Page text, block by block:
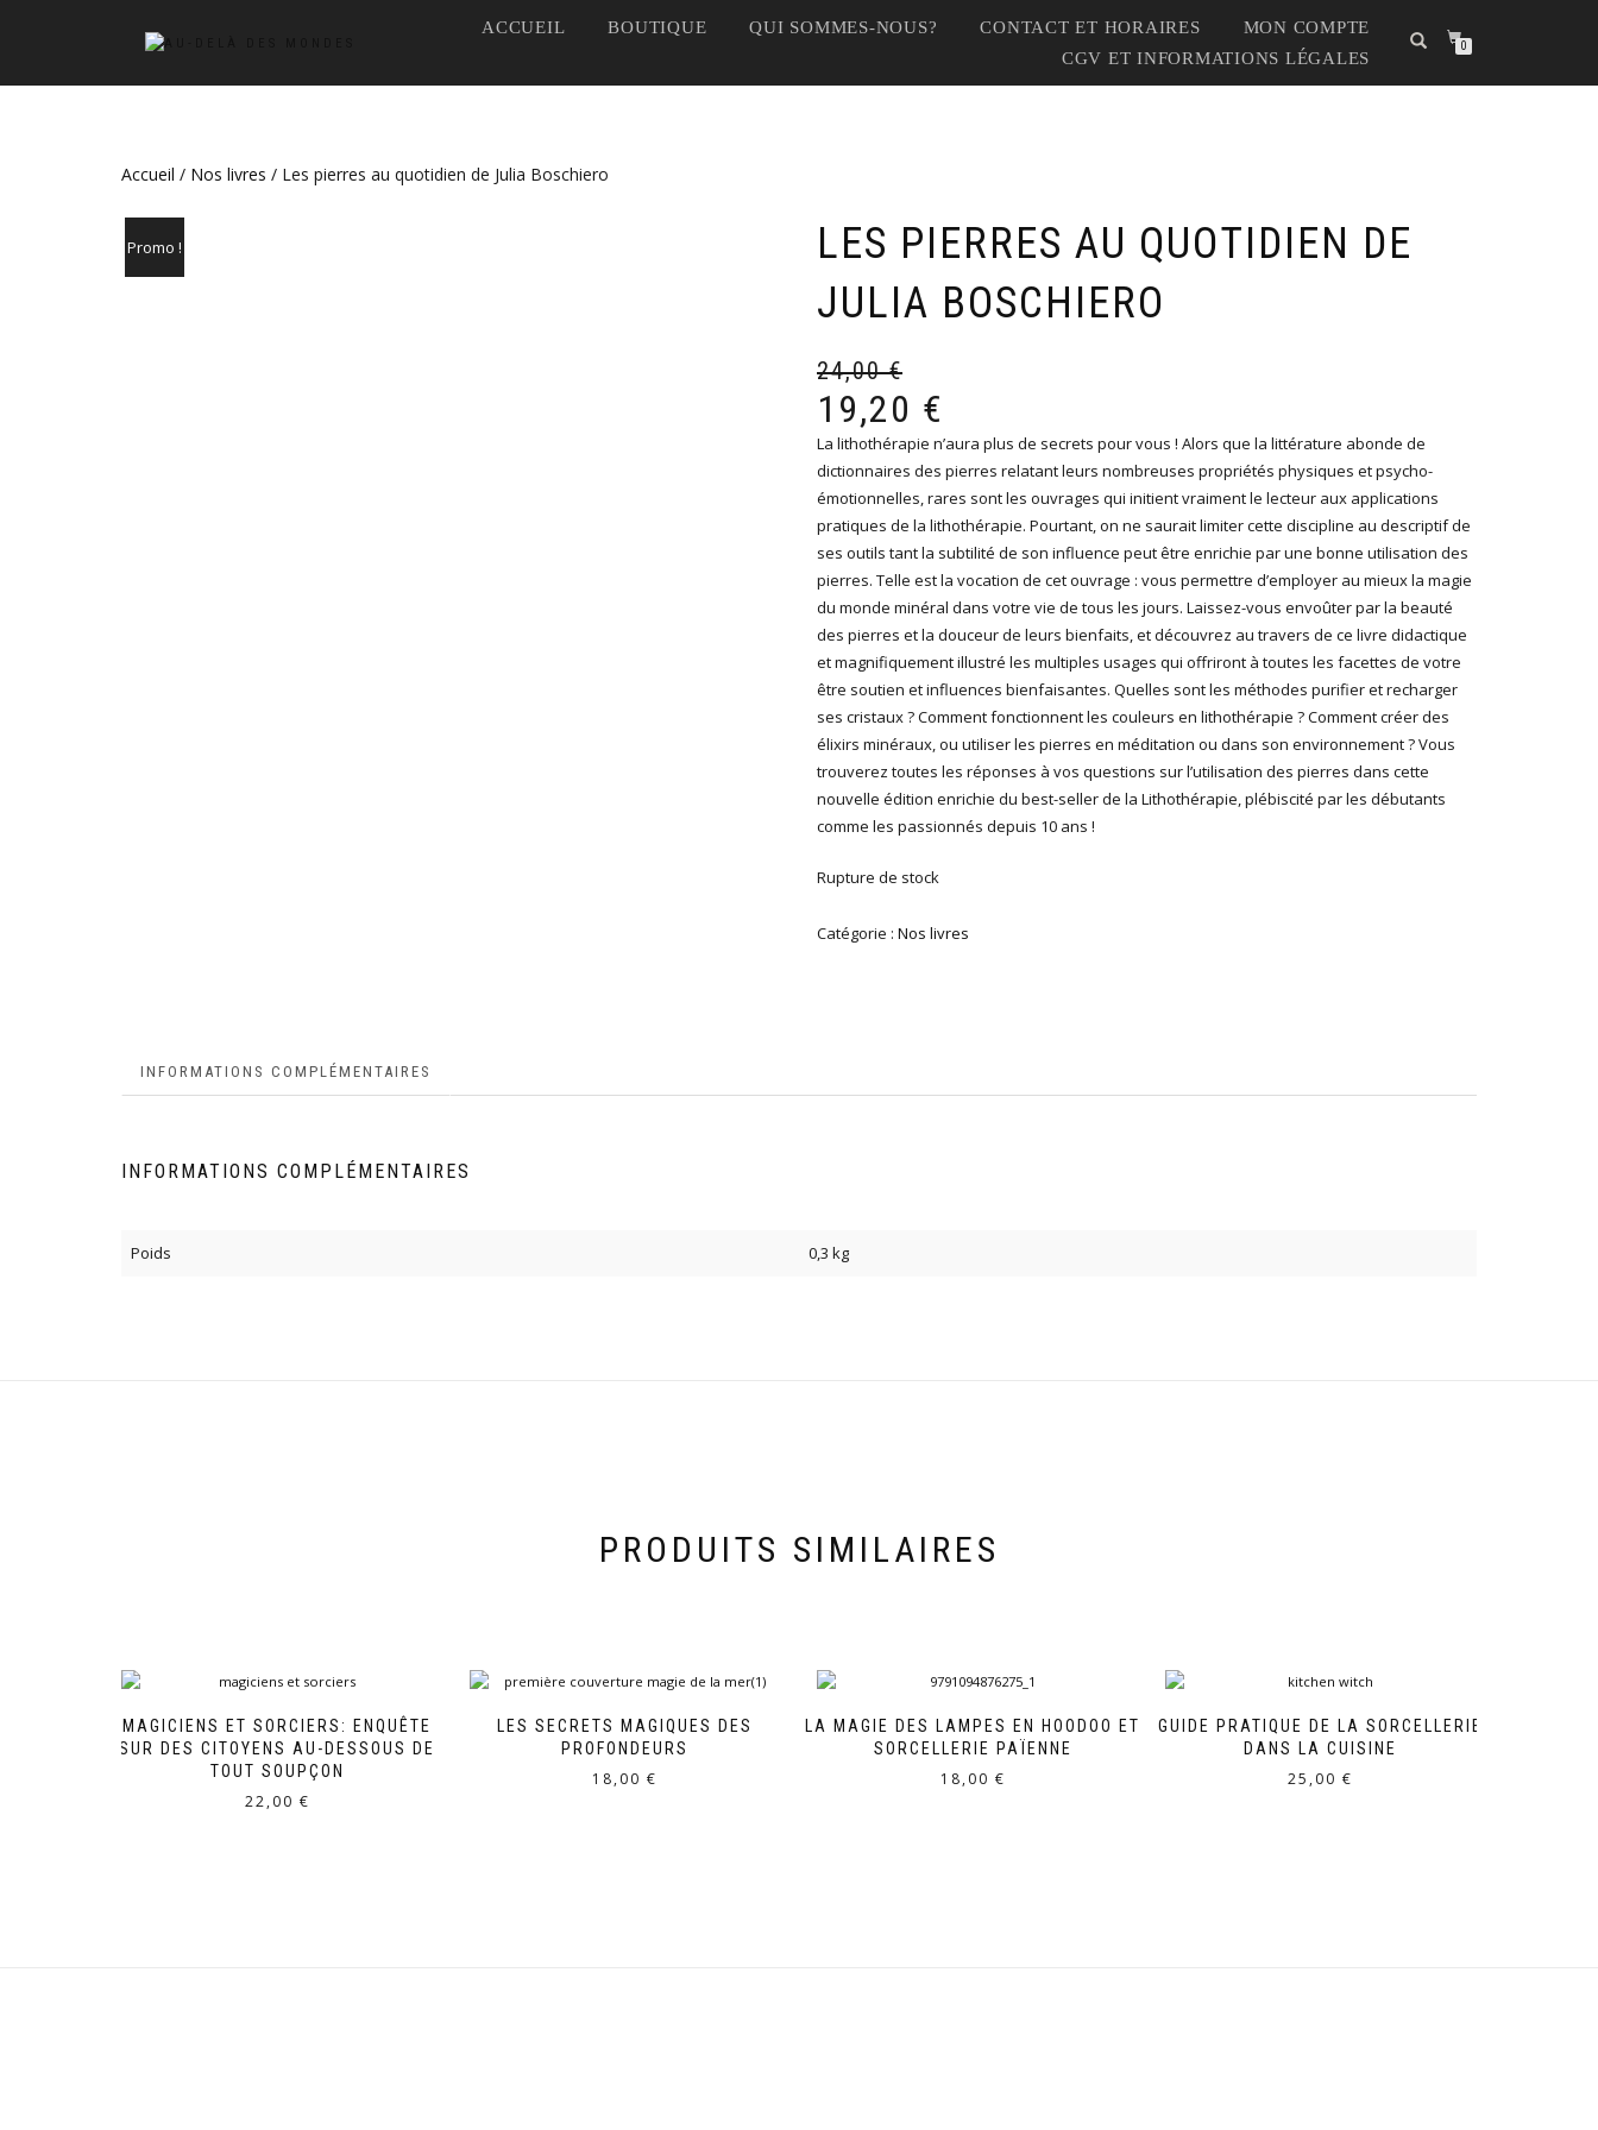
ACCUEIL BOUTIQUE QUI SOMMES-NOUS? CONTACT ET HORAIRES
MON COMPTE
CGV ET INFORMATIONS LÉGALES
0
Accueil / Nos livres / Les pierres au quotidien de Julia Boschiero
Promo !
LES PIERRES AU QUOTIDIEN DE
JULIA BOSCHIERO
24,00€
19,20 €
La lithothérapie n’aura plus de secrets pour vous ! Alors que la littérature abonde de
dictionnaires des pierres relatant leurs nombreuses propriétés physiques et psycho-
émotionnelles, rares sont les ouvrages qui initient vraiment le lecteur aux applications
pratiques de la lithothérapie. Pourtant, on ne saurait limiter cette discipline au descriptif de
ses outils tant la subtilité de son influence peut être enrichie par une bonne utilisation des
pierres. Telle est la vocation de cet ouvrage : vous permettre d’employer au mieux la magie
du monde minéral dans votre vie de tous les jours. Laissez-vous envoûter par la beauté
des pierres et la douceur de leurs bienfaits, et découvrez au travers de ce livre didactique
et magnifiquement illustré les multiples usages qui offriront à toutes les facettes de votre
être soutien et influences bienfaisantes. Quelles sont les méthodes purifier et recharger
ses cristaux ? Comment fonctionnent les couleurs en lithothérapie ? Comment créer des
élixirs minéraux, ou utiliser les pierres en méditation ou dans son environnement ? Vous
trouverez toutes les réponses à vos questions sur l’utilisation des pierres dans cette
nouvelle édition enrichie du best-seller de la Lithothérapie, plébiscité par les débutants
comme les passionnés depuis 10 ans !
Rupture de stock
Catégorie : Nos livres
INFORMATIONS COMPLÉMENTAIRES
INFORMATIONS COMPLÉMENTAIRES
Poids 0,3 kg
PRODUITS SIMILAIRES
MAGICIENS ET SORCIERS: ENQUÊTE
SUR DES CITOYENS AU-DESSOUS DE
TOUT SOUPÇON
22,00 €
LES SECRETS MAGIQUES DES
PROFONDEURS
18,00€
LA MAGIE DES LAMPES EN HOODOO ET
SORCELLERIE PAÏENNE
18,00 €
GUIDE PRATIQUE DE LA SORCELLERIE
DANS LA CUISINE
25,00€